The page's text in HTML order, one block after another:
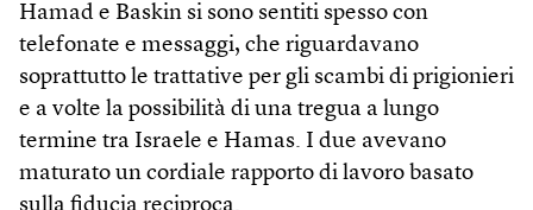
Hamad e Baskin si sono sentiti spesso con
telefonate e messaggi, che riguardavano
soprattutto le trattative per gli scambi di prigionieri
e a volte la possibilità di una tregua a lungo
termine tra Israele e Hamas. I due avevano
maturato un cordiale rapporto di lavoro basato
sulla fiducia reciproca.